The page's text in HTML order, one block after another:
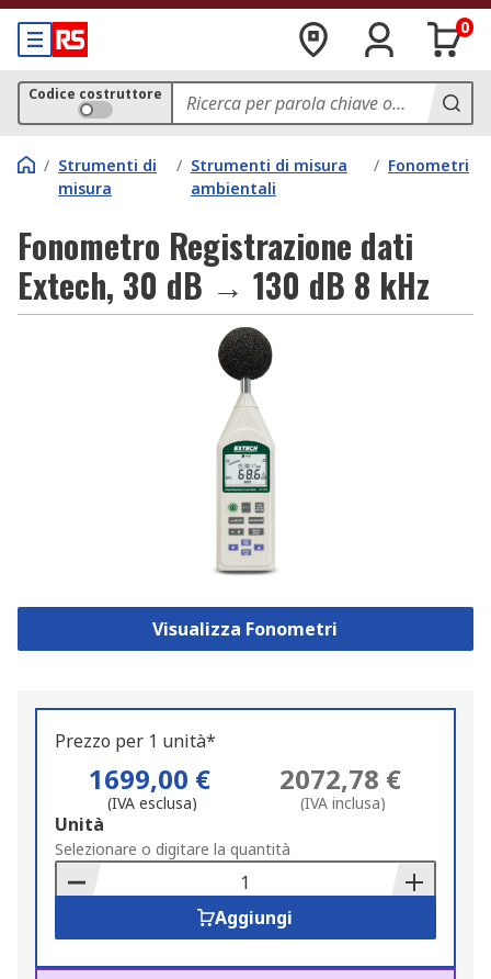
0
Codice costruttore
/ Strumenti di
misura
/ Strumenti di misura
ambientali
/ Fonometri
Fonometro Registrazione dati
Extech, 30 dB → 130 dB 8 kHz
Visualizza Fonometri
Prezzo per 1 unità*
1699,00 €
(IVA esclusa)
2072,78 €
(IVA inclusa)
Add
to
Basket
Unità
Selezionare o digitare la quantità
Aggiungi